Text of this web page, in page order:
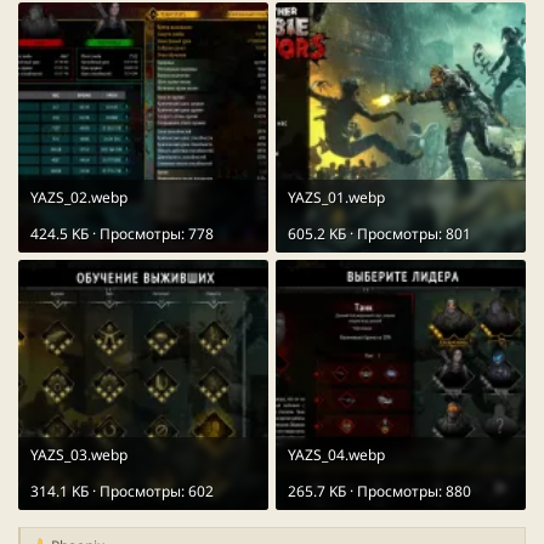
любым архиватором свежей версии, таким как7-Zip
илиWinRar.
Перевод будет обновляться время от времени.
YAZS_02.webp
424.5 KБ · Просмотры: 778
YAZS_01.webp
605.2 KБ · Просмотры: 801
YAZS_03.webp
314.1 KБ · Просмотры: 602
YAZS_04.webp
265.7 KБ · Просмотры: 880